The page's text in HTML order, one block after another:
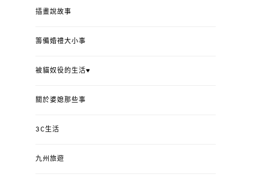
插畫說故事
籌備婚禮大小事
被貓奴役的生活♥
關於婆媳那些事
3C生活
九州旅遊